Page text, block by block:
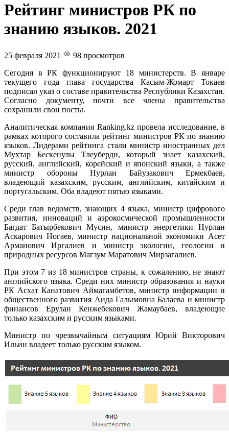
Рейтинг министров РК по
знанию языков. 2021
25 февраля 2021
98 просмотров
Сегодня в РК функционируют 18 министерств. В январе
текущего года глава государства Касым-Жомарт Токаев
подписал указ о составе правительства Республики Казахстан.
Согласно документу, почти все члены правительства
сохранили свои посты.
Аналитическая компания Ranking.kz провела исследование, в
рамках которого составила рейтинг министров РК по знанию
языков. Лидерами рейтинга стали министр иностранных дел
Мухтар Бескенулы Тлеуберди, который знает казахский,
русский, английский, корейский и японский языки, а также
министр обороны Нурлан Байузакович Ермекбаев,
владеющий казахским, русским, английским, китайским и
португальским. Оба владеют пятью языками.
Среди глав ведомств, знающих 4 языка, министр цифрового
развития, инноваций и аэрокосмической промышленности
Багдат Батырбекович Мусин, министр энергетики Нурлан
Аскарович Ногаев, министр национальной экономики Асет
Арманович Иргалиев и министр экологии, геологии и
природных ресурсов Магзум Маратович Мирзагалиев.
При этом 7 из 18 министров страны, к сожалению, не знают
английского языка. Среди них министр образования и науки
РК Асхат Канатович Аймагамбетов, министр информации и
общественного развития Аида Галымовна Балаева и министр
финансов Ерулан Кенжебекович Жамаубаев, владеющие
только казахским и русским языками.
Министр по чрезвычайным ситуациям Юрий Викторович
Ильин владеет только русским языком.